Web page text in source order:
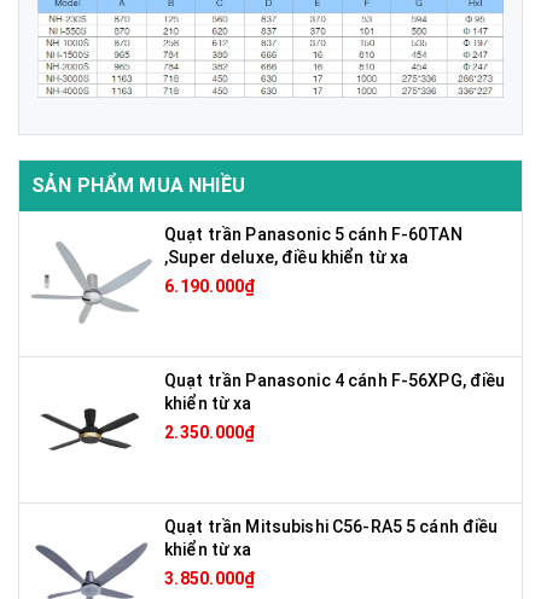
SẢN PHẨM MUA NHIỀU
Quạt trần Panasonic 5 cánh F-60TAN
,Super deluxe, điều khiển từ xa
6.190.000₫
Quạt trần Panasonic 4 cánh F-56XPG, điều
khiển từ xa
2.350.000₫
Quạt trần Mitsubishi C56-RA5 5 cánh điều
khiển từ xa
3.850.000₫